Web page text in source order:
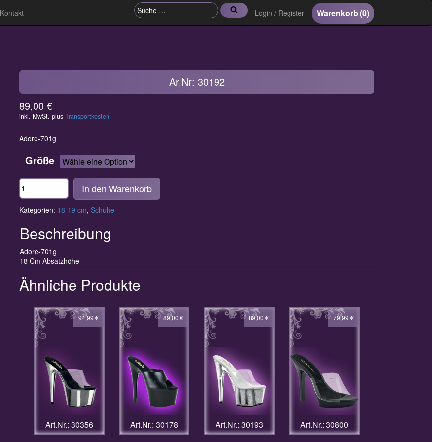
Kontakt Suche nach: SucheLogin / Register Warenkorb(0)
Ar.Nr: 30192
89,00 €
inkl. MwSt. plus Transportkosten
Adore-701g
Größe
Anzahl In den Warenkorb
Kategorien: 18-19 cm, Schuhe
Beschreibung
Adore-701g
18 Cm Absatzhöhe
Ähnliche Produkte
Art.Nr.: 30356
94,99 €
Art.Nr.: 30178
89,00 €
Art.Nr.: 30193
89,00 €
Art.Nr.: 30800
79,99 €